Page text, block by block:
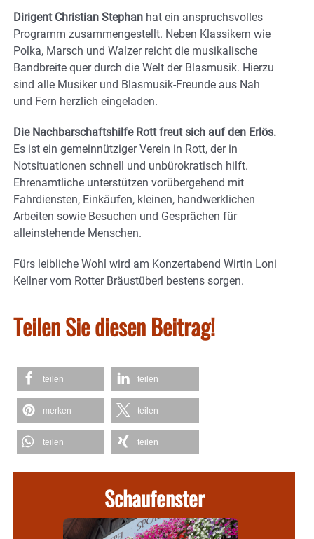
Dirigent Christian Stephan hat ein anspruchsvolles
Programm zusammengestellt. Neben Klassikern wie
Polka, Marsch und Walzer reicht die musikalische
Bandbreite quer durch die Welt der Blasmusik. Hierzu
sind alle Musiker und Blasmusik-Freunde aus Nah
und Fern herzlich eingeladen.
Die Nachbarschaftshilfe Rott freut sich auf den Erlös.
Es ist ein gemeinnütziger Verein in Rott, der in
Notsituationen schnell und unbürokratisch hilft.
Ehrenamtliche unterstützen vorübergehend mit
Fahrdiensten, Einkäufen, kleinen, handwerklichen
Arbeiten sowie Besuchen und Gesprächen für
alleinstehende Menschen.
Fürs leibliche Wohl wird am Konzertabend Wirtin Loni
Kellner vom Rotter Bräustüberl bestens sorgen.
Teilen Sie diesen Beitrag!
teilen teilen
merken teilen
teilen teilen
Schaufenster